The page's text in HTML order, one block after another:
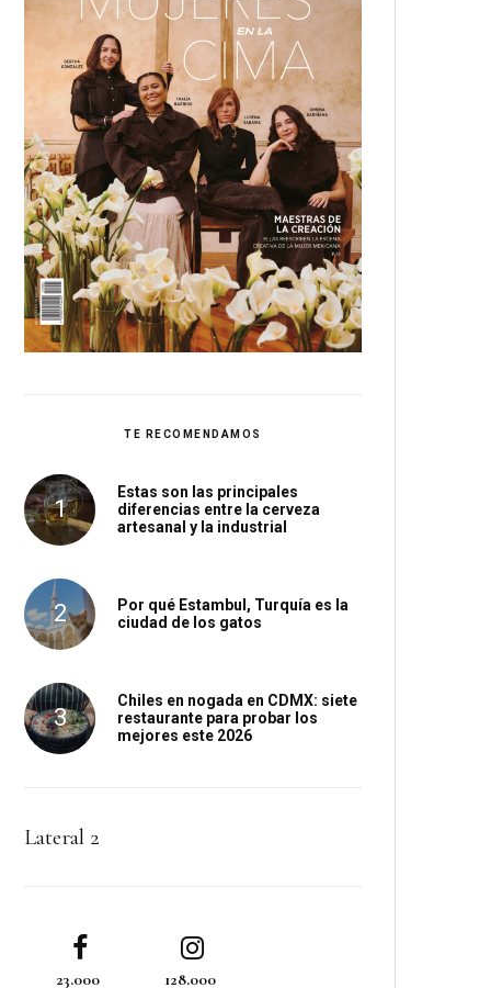
TE RECOMENDAMOS
Estas son las principales
diferencias entre la cerveza
artesanal y la industrial
Por qué Estambul, Turquía es la
ciudad de los gatos
Chiles en nogada en CDMX: siete
restaurante para probar los
mejores este 2026
Lateral 2
23.000 128.000